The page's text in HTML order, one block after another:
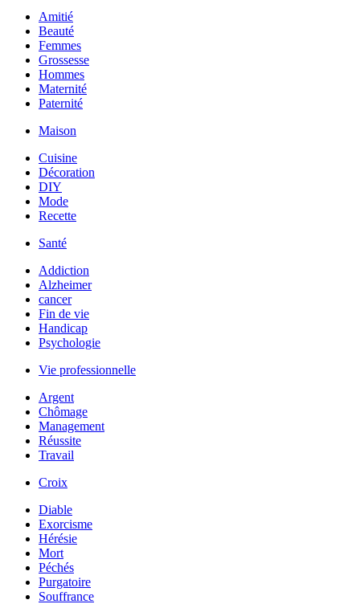
Amitié
Beauté
Femmes
Grossesse
Hommes
Maternité
Paternité
Maison
Cuisine
Décoration
DIY
Mode
Recette
Santé
Addiction
Alzheimer
cancer
Fin de vie
Handicap
Psychologie
Vie professionnelle
Argent
Chômage
Management
Réussite
Travail
Croix
Diable
Exorcisme
Hérésie
Mort
Péchés
Purgatoire
Souffrance